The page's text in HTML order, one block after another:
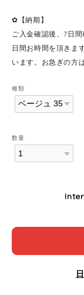
✿【納期】
ご入金確認後、7日
日間お時間を頂きま
います。お急ぎの方
種類
数量